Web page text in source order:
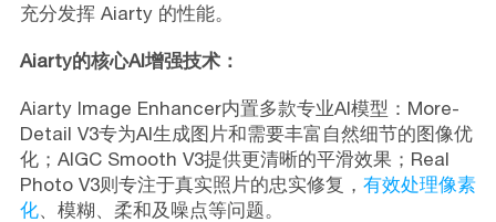
充分发挥 Aiarty 的性能。
Aiarty的核心AI增强技术：
Aiarty Image Enhancer内置多款专业AI模型：More-
Detail V3专为AI生成图片和需要丰富自然细节的图像优
化；AIGC Smooth V3提供更清晰的平滑效果；Real
Photo V3则专注于真实照片的忠实修复， 有效处理像素
化、模糊、柔和及噪点等问题。